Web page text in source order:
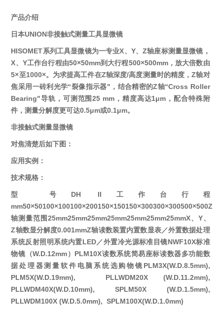
产品介绍
日本UNION非接触式测量工具显微镜
HISOMET系列工具显微镜为一专业X、Y、Z轴座标测量显微镜，
X、Y工作台行程由50×50mm到大行程500×500mm，放大倍数由
5×至1000×。为求提高工件在Z轴深度/高度测量时的精度，Z轴对
焦采用一砖利光学“裂像指示器"，结合精密的Z轴“Cross Roller
Bearing"导轨，可测范围25 mm，精度高达1μm，配合特殊附
件，测量分解度更可达0.5μm或0.1μm。
非接触式测量显微镜
对焦清楚后如下图：
应用实例：
技术规格：
型 号 DH II 工作台行程
mm50×50100×100100×200150×150150×300300×300500×500Z
轴测量范围25mm25mm25mm25mm25mm25mm25mmX、Y、
Z轴数显分解度0.001mmZ轴读数装置内置数显表／外置数据处理
系统反射照明系统内置LED／外置冷光源标准目镜NWF10X标准
物镜（W.D.12mm） PLM10X读数系统简易座标读数器多功能数
据处理器测量软件电脑系统选购物镜 PLM3X(W.D.8.5mm),
PLM5X(W.D.19mm),
PLLWDM20X (W.D.11.2mm),
PLLWDM40X(W.D.10mm),
SPLM50X (W.D.1.5mm),
PLLWDM100X (W.D.5.0mm), SPLM100X(W.D.1.0mm)